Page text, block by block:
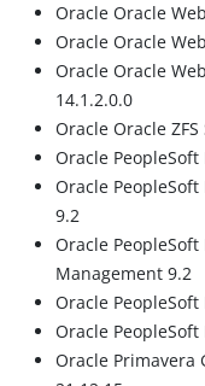
Oracle Oracle
Oracle Oracle
Oracle Oracle
14.1.2.0.0
Oracle Oracle
Oracle
Oracle
9.2
Oracle
Management 9.2
Oracle
Oracle
Oracle Primavera